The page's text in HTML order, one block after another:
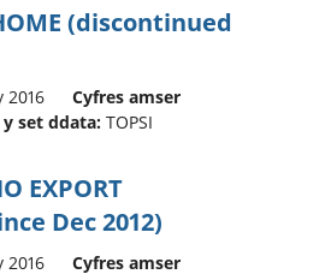
(discontinued
2016
Cyfres amser
y set ddata: TOPSI
EXPORT
Dec 2012)
2016
Cyfres amser